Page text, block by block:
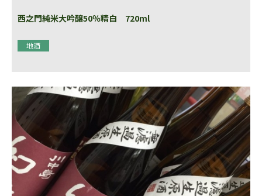
西之門純米大吟醸50％精白 720ml
地酒